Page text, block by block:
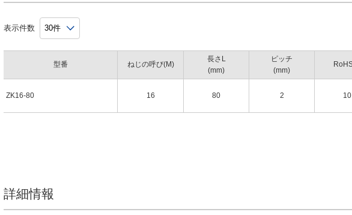
表示件数
型番
ZK16-80
ねじの呼び(M)
長さL
(mm)
ピッチ
(mm)
16 80 2 10
詳細情報